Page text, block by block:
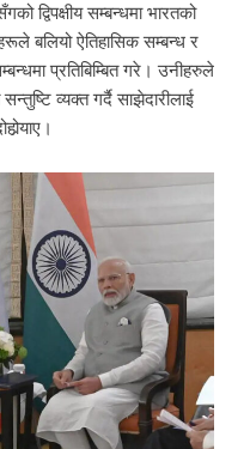
द्विपक्षीय सम्बन्धमा भारतको
बलियो ऐतिहासिक सम्बन्ध र
प्रतिबिम्बित गरे। उनीहरुले
व्यक्त गर्दै साझेदारीलाई